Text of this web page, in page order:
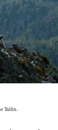
Tallin.